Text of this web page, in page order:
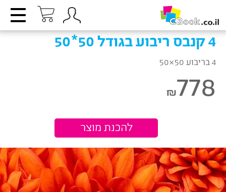
4 קנבס ריבוע בגודל 50*50
4 בריבוע 50×50
778
₪